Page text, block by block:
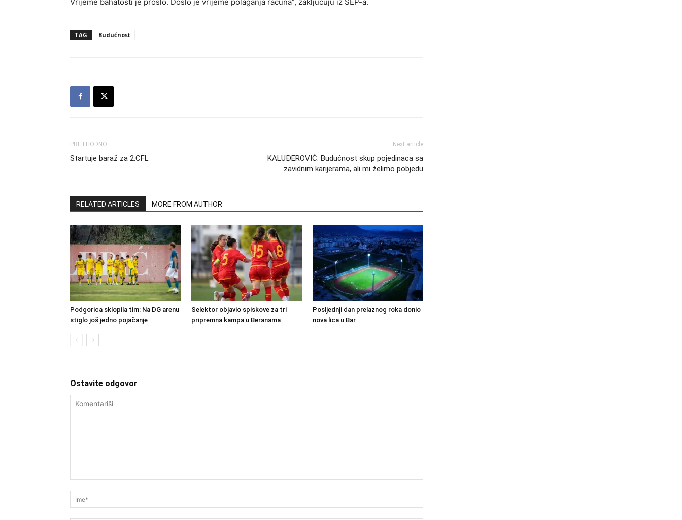
TAG Budućnost
PRETHODNO
Startuje baraž za 2.CFL
Next article
KALUĐEROVIĆ: Budućnost skup pojedinaca sa
zavidnim karijerama, ali mi želimo pobjedu
RELATED ARTICLES MORE FROM AUTHOR
Podgorica sklopila tim: Na DG arenu
stiglo još jedno pojačanje
Selektor objavio spiskove za tri
pripremna kampa u Beranama
Posljednji dan prelaznog roka donio
nova lica u Bar
Ostavite odgovor